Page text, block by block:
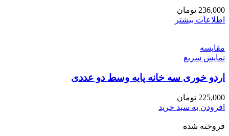
236,000 تومان
اطلاعات بیشتر
مقايسه
نمایش سریع
اردو خوری سه خانه پایه وسط دو عددی
225,000 تومان
افزودن به سبد خرید
فروخته شده